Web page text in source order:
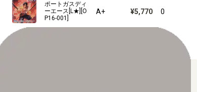
ONE PIECE FILM RED フィナーレセット
ポートガスディ
ーエース[L★][O
P16-001]
A+ ¥5,770 0